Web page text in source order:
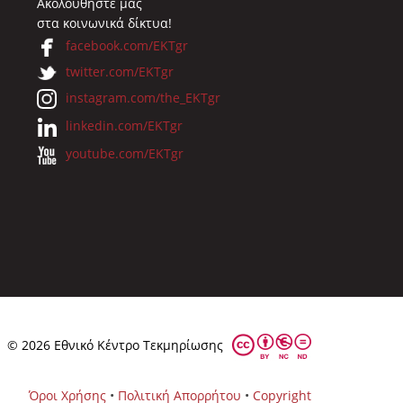
στα κοινωνικά δίκτυα!
facebook.com/EKTgr
twitter.com/EKTgr
instagram.com/the_EKTgr
linkedin.com/EKTgr
youtube.com/EKTgr
© 2026 Eθνικό Κέντρο Τεκμηρίωσης
Όροι Χρήσης • Πολιτική Απορρήτου • Copyright